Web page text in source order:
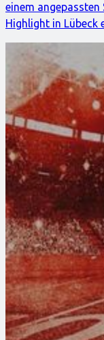
einem
Highlight in Lübeck